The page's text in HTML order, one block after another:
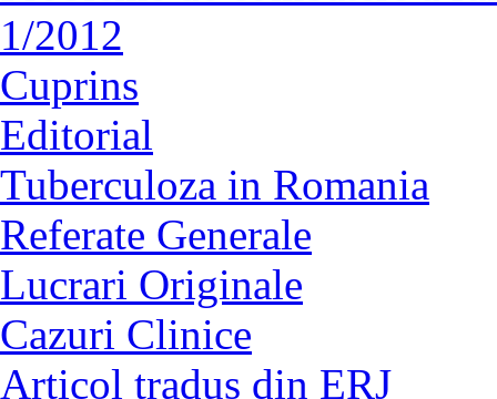
1/2012
Cuprins
Editorial
Tuberculoza in Romania
Referate Generale
Lucrari Originale
Cazuri Clinice
Articol tradus din ERJ